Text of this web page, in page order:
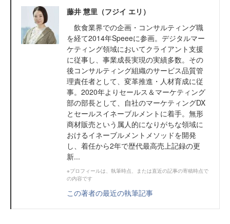
藤井 慧里（フジイ エリ）
飲食業界での企画・コンサルティング職
を経て2014年Speeeに参画。デジタルマー
ケティング領域においてクライアント支援
に従事し、事業成長実現の実績多数。その
後コンサルティング組織のサービス品質管
理責任者として、変革推進・人材育成に従
事。2020年よりセールス＆マーケティング
部の部長として、自社のマーケティングDX
とセールスイネーブルメントに着手。無形
商材販売という属人的になりがちな領域に
おけるイネーブルメントメソッドを開発
し、着任から2年で歴代最高売上記録の更
新...
※プロフィールは、執筆時点、または直近の記事の寄稿時点で
の内容です
この著者の最近の執筆記事